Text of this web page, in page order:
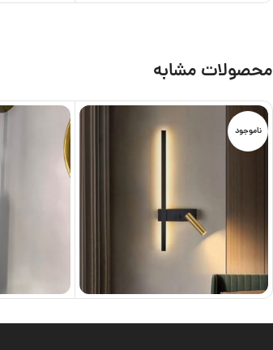
محصولات مشابه
ناموجود